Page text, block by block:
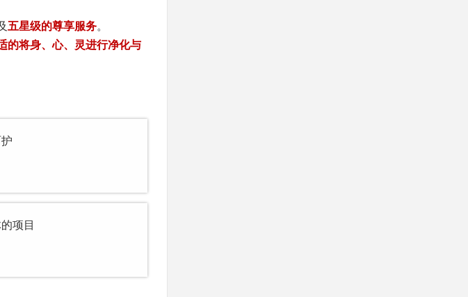
五星级的尊享服务。
的将身、心、灵进行净化与
项目